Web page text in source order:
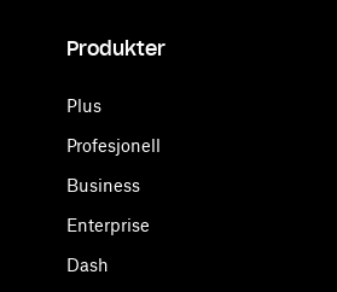
Produkter
Plus
Profesjonell
Business
Enterprise
Dash